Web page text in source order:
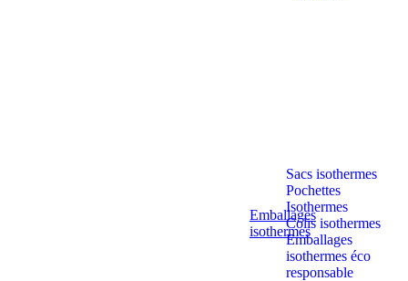
Emballages
isothermes
Sacs isothermes
Pochettes
Isothermes
Colis isothermes
Emballages
isothermes éco
responsable